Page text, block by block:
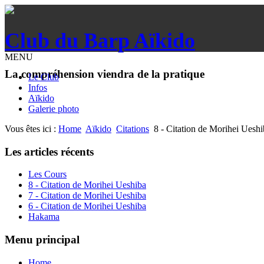
Club du Barp Aïkido
La compréhension viendra de la pratique
MENU
Le Club
Infos
Aïkido
Galerie photo
Vous êtes ici : Home Aïkido Citations 8 - Citation de Morihei
Les articles récents
Les Cours
8 - Citation de Morihei Ueshiba
7 - Citation de Morihei Ueshiba
6 - Citation de Morihei Ueshiba
Hakama
Menu principal